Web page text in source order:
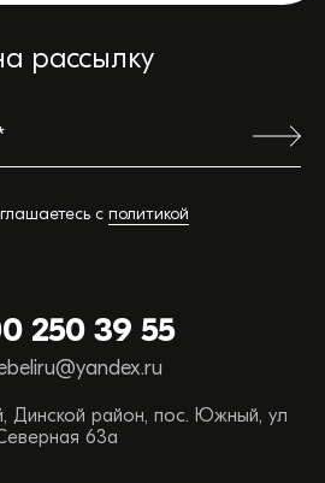
рассылку
с политикой
250 39 55
Динской район, пос. Южный, ул
63а